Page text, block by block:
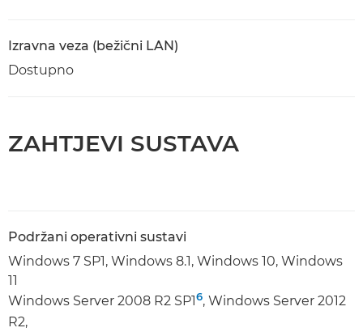
Izravna veza (bežični LAN)
Dostupno
ZAHTJEVI SUSTAVA
Podržani operativni sustavi
Windows 7 SP1, Windows 8.1, Windows 10, Windows
11
Windows Server 2008 R2 SP16, Windows Server 2012
R2,